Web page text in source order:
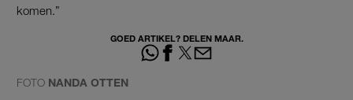
komen.”
GOED ARTIKEL? DELEN MAAR.
FOTO NANDA OTTEN